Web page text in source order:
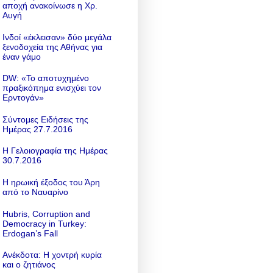
αποχή ανακοίνωσε η Χρ.
Αυγή
Ινδοί «έκλεισαν» δύο μεγάλα
ξενοδοχεία της Αθήνας για
έναν γάμο
DW: «To αποτυχημένο
πραξικόπημα ενισχύει τον
Ερντογάν»
Σύντομες Ειδήσεις της
Ημέρας 27.7.2016
Η Γελοιογραφία της Ημέρας
30.7.2016
Η ηρωική έξοδος του Άρη
από το Ναυαρίνο
Hubris, Corruption and
Democracy in Turkey:
Erdogan’s Fall
Ανέκδοτα: Η χοντρή κυρία
και ο ζητιάνος